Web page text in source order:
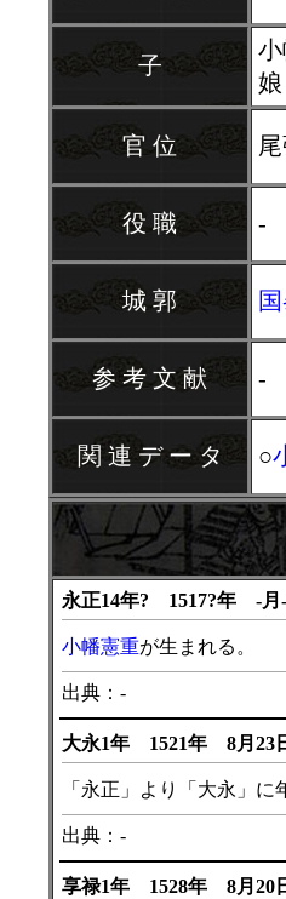
子
娘
官 位
役 職 -
城 郭
参 考 文 献 -
関 連 デ ー タ ○
永正14年? 1517?年 -
小幡憲重が生まれる。
出典：-
大永1年 1521年 8月23
「永正」より「大永」に
出典：-
享禄1年 1528年 8月20